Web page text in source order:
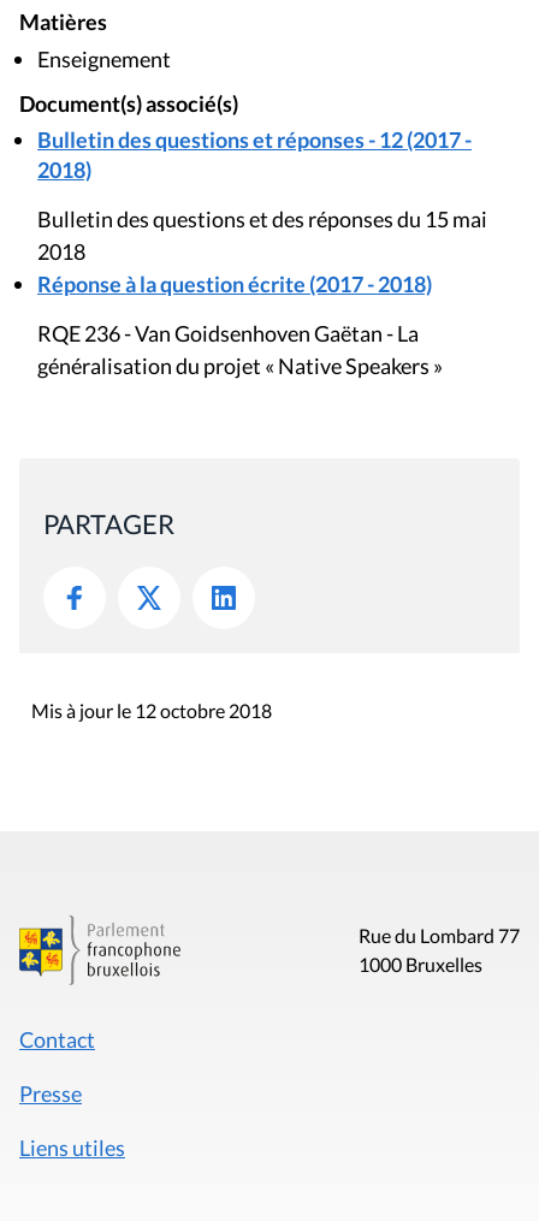
Matières
Enseignement
Document(s) associé(s)
Bulletin des questions et réponses - 12 (2017 -
2018)
Bulletin des questions et des réponses du 15 mai
2018
Réponse à la question écrite (2017 - 2018)
RQE 236 - Van Goidsenhoven Gaëtan - La
généralisation du projet « Native Speakers »
PARTAGER
Mis à jour le 12 octobre 2018
Rue du Lombard 77
1000 Bruxelles
Contact
Presse
Liens utiles